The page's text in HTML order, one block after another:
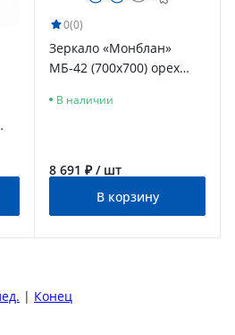
0(0)
Зеркало «Монблан»
МБ-42 (700х700) орех
В наличии
8 691 ₽ / шт
В корзину
| Конец